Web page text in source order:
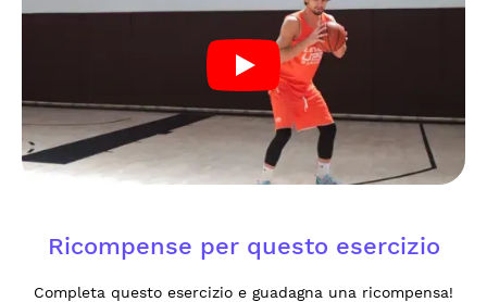
Ricompense per questo esercizio
Completa questo esercizio e guadagna una ricompensa!